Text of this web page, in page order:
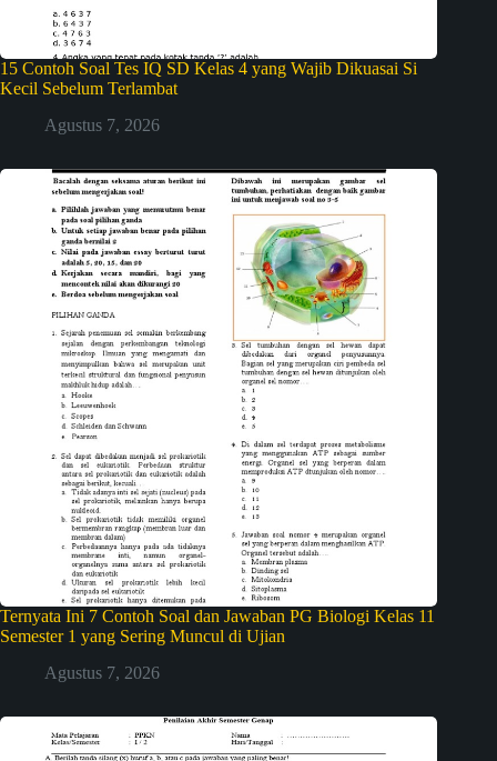
15 Contoh Soal Tes IQ SD Kelas 4 yang Wajib Dikuasai Si
Kecil Sebelum Terlambat
Agustus 7, 2026
Ternyata Ini 7 Contoh Soal dan Jawaban PG Biologi Kelas 11
Semester 1 yang Sering Muncul di Ujian
Agustus 7, 2026